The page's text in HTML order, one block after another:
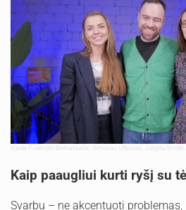
Vaida Poderytė-Bernatavičė, Simonas Urbonas, Jurgita Smiltė
Kaip paaugliui kurti ryšį su
Svarbu – ne akcentuoti